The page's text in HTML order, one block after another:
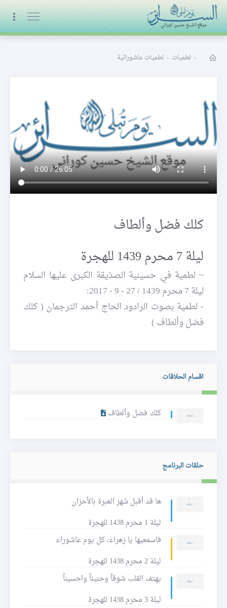
البث المباشر
- لطميات - لطميات عاشورائية
كلك فضل وألطاف
ليلة 7 محرم 1439 للهجرة
~ لطمية في حسينية الصدّيقة الكبرى عليها السلام
ليلة 7 محرم 1439 / 27 - 9 - 2017:
- لطمية بصوت الرادود الحاج أحمد الترجمان ( كلك
فضل وألطاف )
اقسام الحلاقات
كلك فضل وألطاف
حلقات البرنامج
ها قد أقبل شهر العبرة بالأحزان
ليلة 1 محرم 1438 للهجرة
فاسمعيها يا زهراء، كل يوم عاشوراء
ليلة 2 محرم 1438 للهجرة
يهتف القلب شوقاً وحنيناً واحسيناً
ليلة 3 محرم 1438 للهجرة